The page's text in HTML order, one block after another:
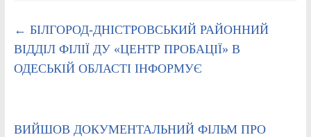
← БІЛГОРОД-ДНІСТРОВСЬКИЙ РАЙОННИЙ
ВІДДІЛ ФІЛІЇ ДУ «ЦЕНТР ПРОБАЦІЇ» В
ОДЕСЬКІЙ ОБЛАСТІ ІНФОРМУЄ
ВИЙШОВ ДОКУМЕНТАЛЬНИЙ ФІЛЬМ ПРО